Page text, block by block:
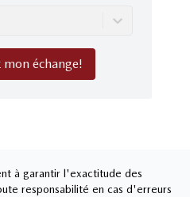
mon échange!
à garantir l'exactitude des
responsabilité en cas d'erreurs